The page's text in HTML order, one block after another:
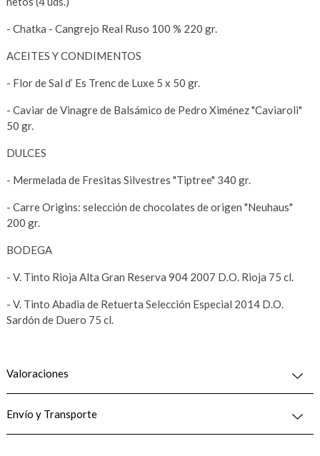
- Chatka - Cangrejo Real Ruso 100 % 220 gr.
ACEITES Y CONDIMENTOS
- Flor de Sal d’ Es Trenc de Luxe 5 x 50 gr.
- Caviar de Vinagre de Balsámico de Pedro Ximénez "Caviaroli"
50 gr.
DULCES
- Mermelada de Fresitas Silvestres "Tiptree" 340 gr.
- Carre Origins: selección de chocolates de origen "Neuhaus"
200 gr.
BODEGA
- V. Tinto Rioja Alta Gran Reserva 904 2007 D.O. Rioja 75 cl.
- V. Tinto Abadia de Retuerta Selección Especial 2014 D.O.
Sardón de Duero 75 cl.
Valoraciones
Envío y Transporte